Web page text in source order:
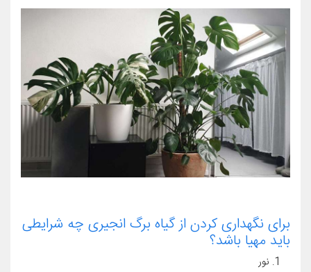
برای نگهداری کردن از گیاه برگ انجیری چه شرایطی
باید مهیا باشد؟
نور